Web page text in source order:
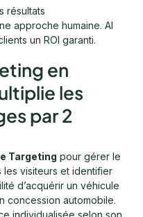
résultats
approche humaine. AI
un ROI garanti.
en
les
par 2
Targeting pour gérer le
les visiteurs et identifier
d’acquérir un véhicule
concession automobile.
individualisée selon son